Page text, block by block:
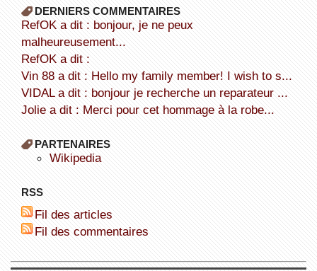
DERNIERS COMMENTAIRES
refOK a dit : bonjour, je ne peux
malheureusement...
refOK a dit :
Vin 88 a dit : Hello my family member! I wish to s...
VIDAL a dit : bonjour je recherche un reparateur ...
Jolie a dit : Merci pour cet hommage à la robe...
PARTENAIRES
wikipedia
RSS
Fil des articles
Fil des commentaires